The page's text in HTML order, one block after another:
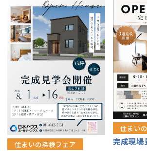
感謝訪問・長期保証
直営工事
1メーターモジュール
冷暖房標準装備
24時間対応コールセンター
デザイン賞各種受賞
理想の木材「檜」
平屋の家
外観・インテリア集
暮らし方提案
住まいのコラム
住まいのお手入れ集
選ばれる理由
リフォームの流れ
介護保険利用で快適リフォーム
賃貸併用住宅のメリット
安心のサポートシステム
展示場案内
分譲住宅・土地
分譲マンション
分譲マンション トップ
ワザックとは
高い信頼性
安心の管理体制
会社情報
会社情報 トップ
ニュースリリース
お問い合わせ
会員サイト
住まいの探検フェア
住まい
完成現場